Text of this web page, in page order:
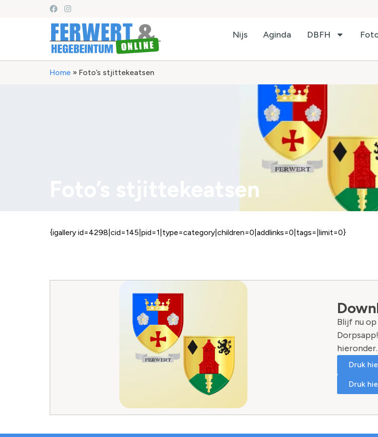
Nijs Aginda DBFH
Home » Foto’s stjittekeatsen
Foto’s stjittekeatsen
{igallery id=4298|cid=145|pid=1|type=category|children=0|addlinks=0|tags=|limit=0}
Blijf nu
hieronder.
Druk
Druk